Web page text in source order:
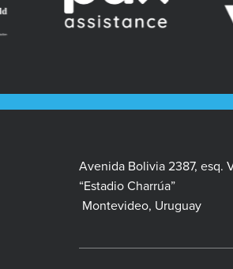
Avenida Bolivia 2387, esq.
“Estadio Charrúa”
Montevideo, Uruguay